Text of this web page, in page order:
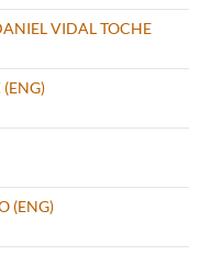
VIDAL TOCHE
(ENG)
(ENG)